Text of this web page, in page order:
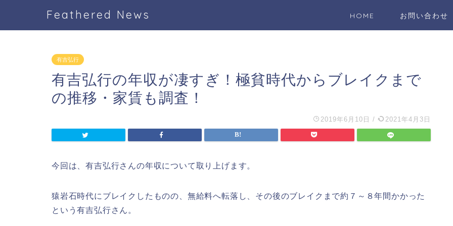
Feathered News HOME お問い合わせ
有吉弘行
有吉弘行の年収が凄すぎ！極貧時代からブレイクまで
の推移・家賃も調査！
2019年6月10日 / 2021年4月3日
今回は、有吉弘行さんの年収について取り上げます。
猿岩石時代にブレイクしたものの、無給料へ転落し、その後のブレイクまで約７～８年間かかった
という有吉弘行さん。